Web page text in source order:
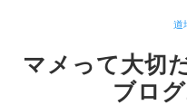
道
マメって大切
ブロ